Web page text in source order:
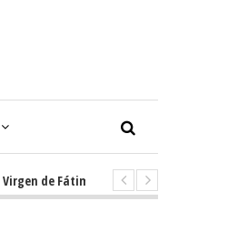
de Fátima con diez días de tradición,